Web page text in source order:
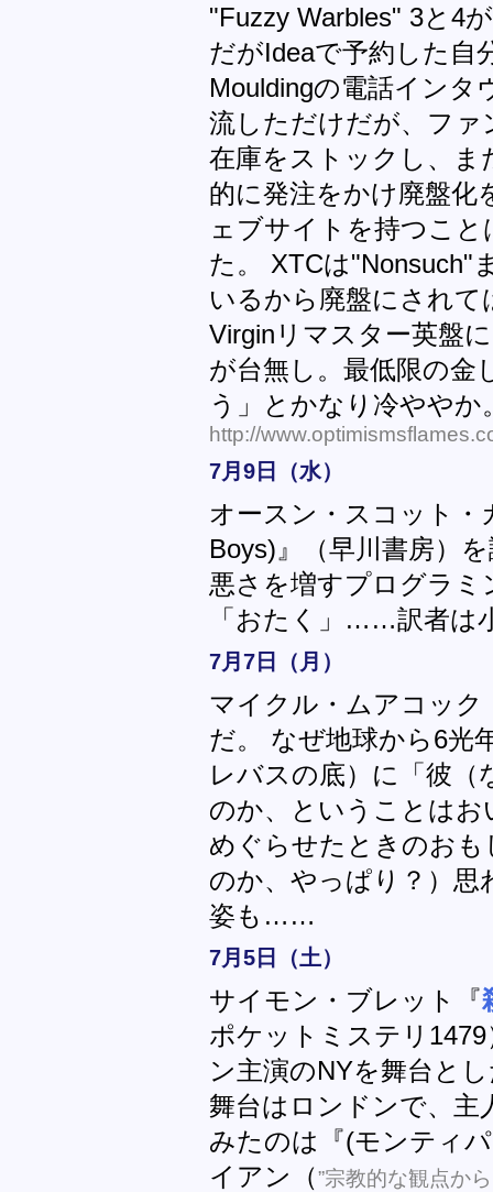
"Fuzzy Warbles" 3と4
だがIdeaで予約した自
Mouldingの電話イン
流しただけだが、フ
在庫をストックし、ま
的に発注をかけ廃盤化
ェブサイトを持つこ
た。 XTCは"Nonsuch"
いるから廃盤にされ
Virginリマスター英盤
が台無し。最低限の
う」とかなり冷ややか
http://
7月9日（水）
オースン・スコット・
Boys)』（早川書房）
悪さを増すプログラミ
「おたく」……訳者は
7月7日（月）
マイクル・ムアコック
だ。 なぜ地球から6光
レバスの底）に「彼（
のか、ということは
めぐらせたときのおも
のか、やっぱり？）
姿も……
7月5日（土）
サイモン・ブレット『
ポケットミステリ
ン主演のNYを舞台と
舞台はロンドンで、主
みたのは『(モンティ
イアン（”宗教的な観点か